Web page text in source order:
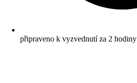
připraveno k vyzvednutí za 2 hodiny